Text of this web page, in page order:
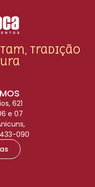
tradição
621
e 07
090